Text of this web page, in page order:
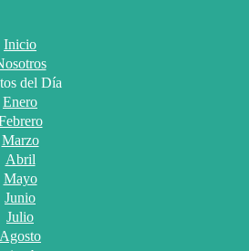
Inicio
del Día
Enero
Marzo
Abril
Mayo
Junio
Julio
Agosto